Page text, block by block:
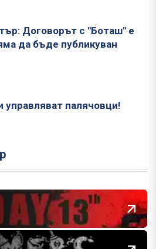
Договорът с "Боташ" е
да бъде публикуван
управляват палячовци!